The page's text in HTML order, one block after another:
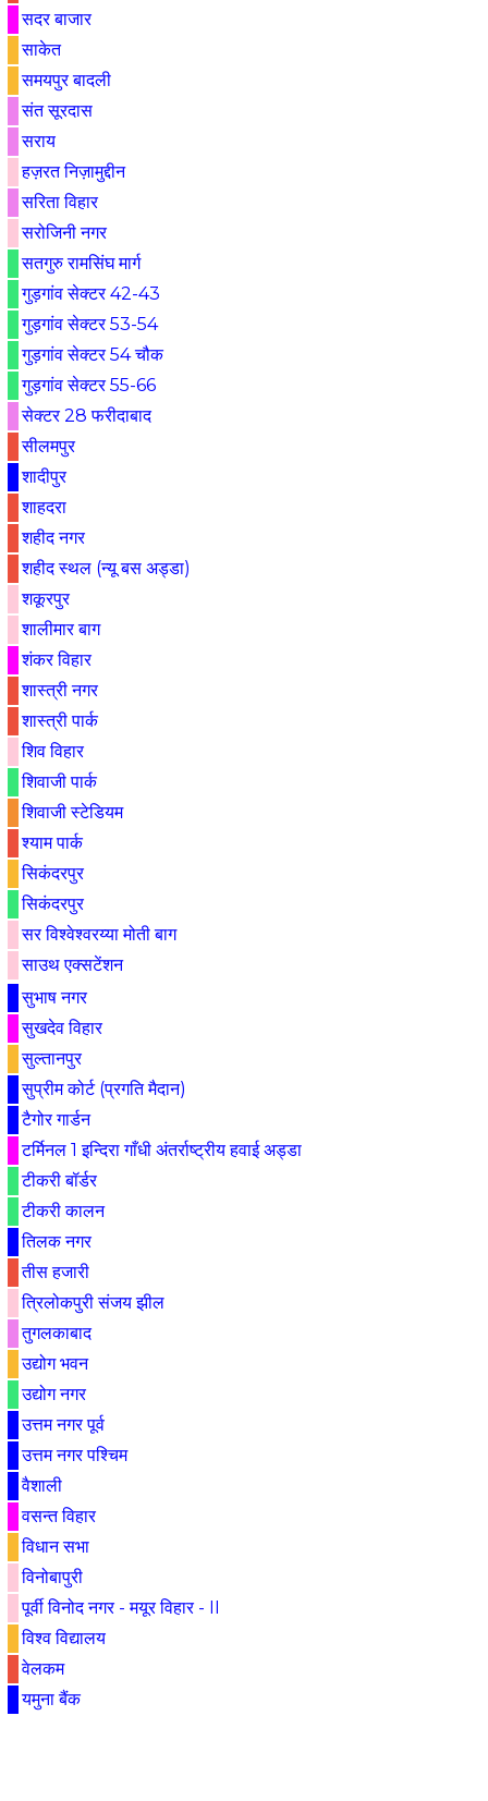
सदर बाजार
साकेत
समयपुर बादली
संत सूरदास
सराय
हज़रत निज़ामुद्दीन
सरिता विहार
सरोजिनी नगर
सतगुरु रामसिंघ मार्ग
गुड़गांव सेक्टर 42-43
गुड़गांव सेक्टर 53-54
गुड़गांव सेक्टर 54 चौक
गुड़गांव सेक्टर 55-66
सेक्टर 28 फरीदाबाद
सीलमपुर
शादीपुर
शाहदरा
शहीद नगर
शहीद स्थल (न्यू बस अड्डा)
शकूरपुर
शालीमार बाग
शंकर विहार
शास्त्री नगर
शास्त्री पार्क
शिव विहार
शिवाजी पार्क
शिवाजी स्टेडियम
श्याम पार्क
सिकंदरपुर
सिकंदरपुर
सर विश्वेश्वरय्या मोती बाग
साउथ एक्सटेंशन
सुभाष नगर
सुखदेव विहार
सुल्तानपुर
सुप्रीम कोर्ट (प्रगति मैदान)
टैगोर गार्डन
टर्मिनल 1 इन्दिरा गाँधी अंतर्राष्ट्रीय हवाई अड्डा
टीकरी बॉर्डर
टीकरी कालन
तिलक नगर
तीस हजारी
त्रिलोकपुरी संजय झील
तुगलकाबाद
उद्योग भवन
उद्योग नगर
उत्तम नगर पूर्व
उत्तम नगर पश्चिम
वैशाली
वसन्त विहार
विधान सभा
विनोबापुरी
पूर्वी विनोद नगर - मयूर विहार - II
विश्व विद्यालय
वेलकम
यमुना बैंक